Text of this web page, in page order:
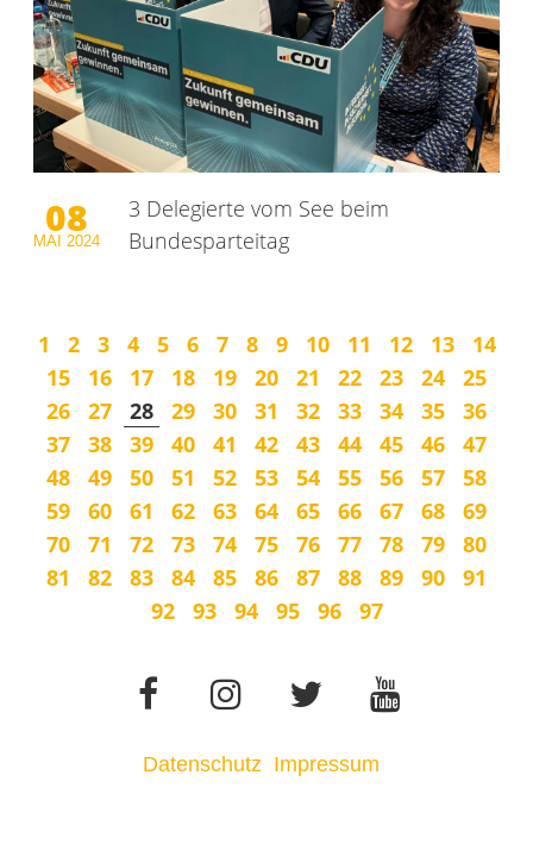
08
MAI 2024
3 Delegierte vom See beim
Bundesparteitag
1 2 3 4 5 6 7 8 9 10 11 12 13
14
15
16 17 18 19 20 21 22 23 24 25
26 27 28 29 30 31 32 33 34 35 36
37 38 39 40 41 42 43 44 45 46 47
48 49 50 51 52 53 54 55 56 57 58
59 60 61 62 63 64 65 66 67 68 69
70 71 72 73 74 75 76 77 78 79 80
81
82 83 84 85 86 87 88 89 90 91
92
93 94 95 96 97
Datenschutz Impressum